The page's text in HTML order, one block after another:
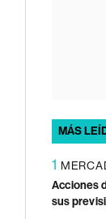
MÁS
1
Acciones
sus